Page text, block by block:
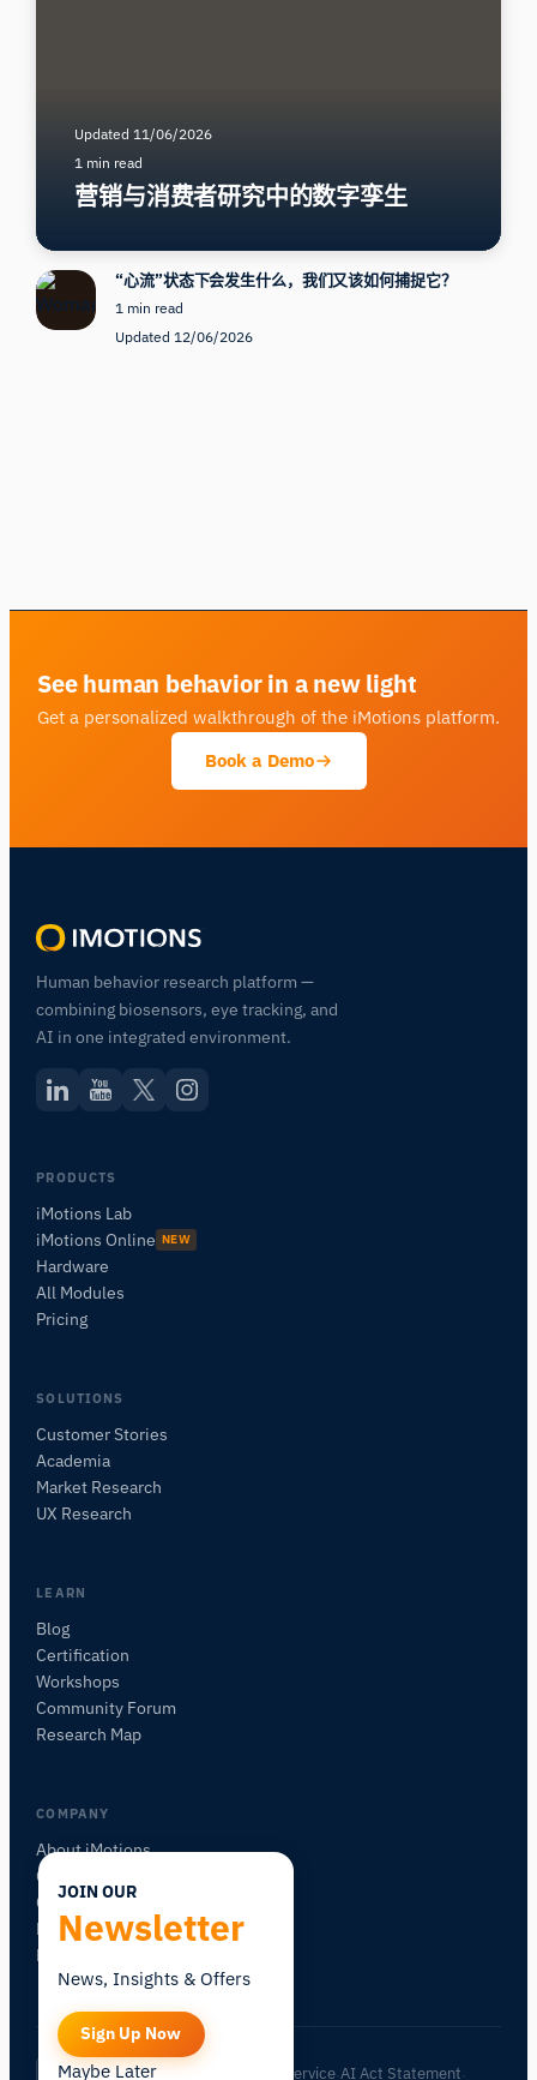
营销与消费者研究中的数字孪生
1 min read
Updated 11/06/2026
“心流”状态下会发生什么，我们又该如何捕捉它？
1 min read
Updated 12/06/2026
See human behavior in a new light
Get a personalized walkthrough of the iMotions platform.
Book a Demo
Human behavior research platform —
combining biosensors, eye tracking, and
AI in one integrated environment.
PRODUCTS
iMotions Lab
iMotions Online NEW
Hardware
All Modules
Pricing
SOLUTIONS
Customer Stories
Academia
Market Research
UX Research
LEARN
Blog
Certification
Workshops
Community Forum
Research Map
COMPANY
About iMotions
Careers
Contact
My iMotions
Newsletter
ZH |Privacy Policy Terms of Service ·AI Act Statement
咨询研究方法、产品、传感器、SDK、资源，或
此页面是关于什么的？
JOIN OUR
Newsletter
News, Insights & Offers
Sign Up Now
Maybe Later